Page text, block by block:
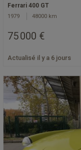
Ferrari 400 GT
1979 48000 km
75 000 €
Actualisé il y a 6 jours